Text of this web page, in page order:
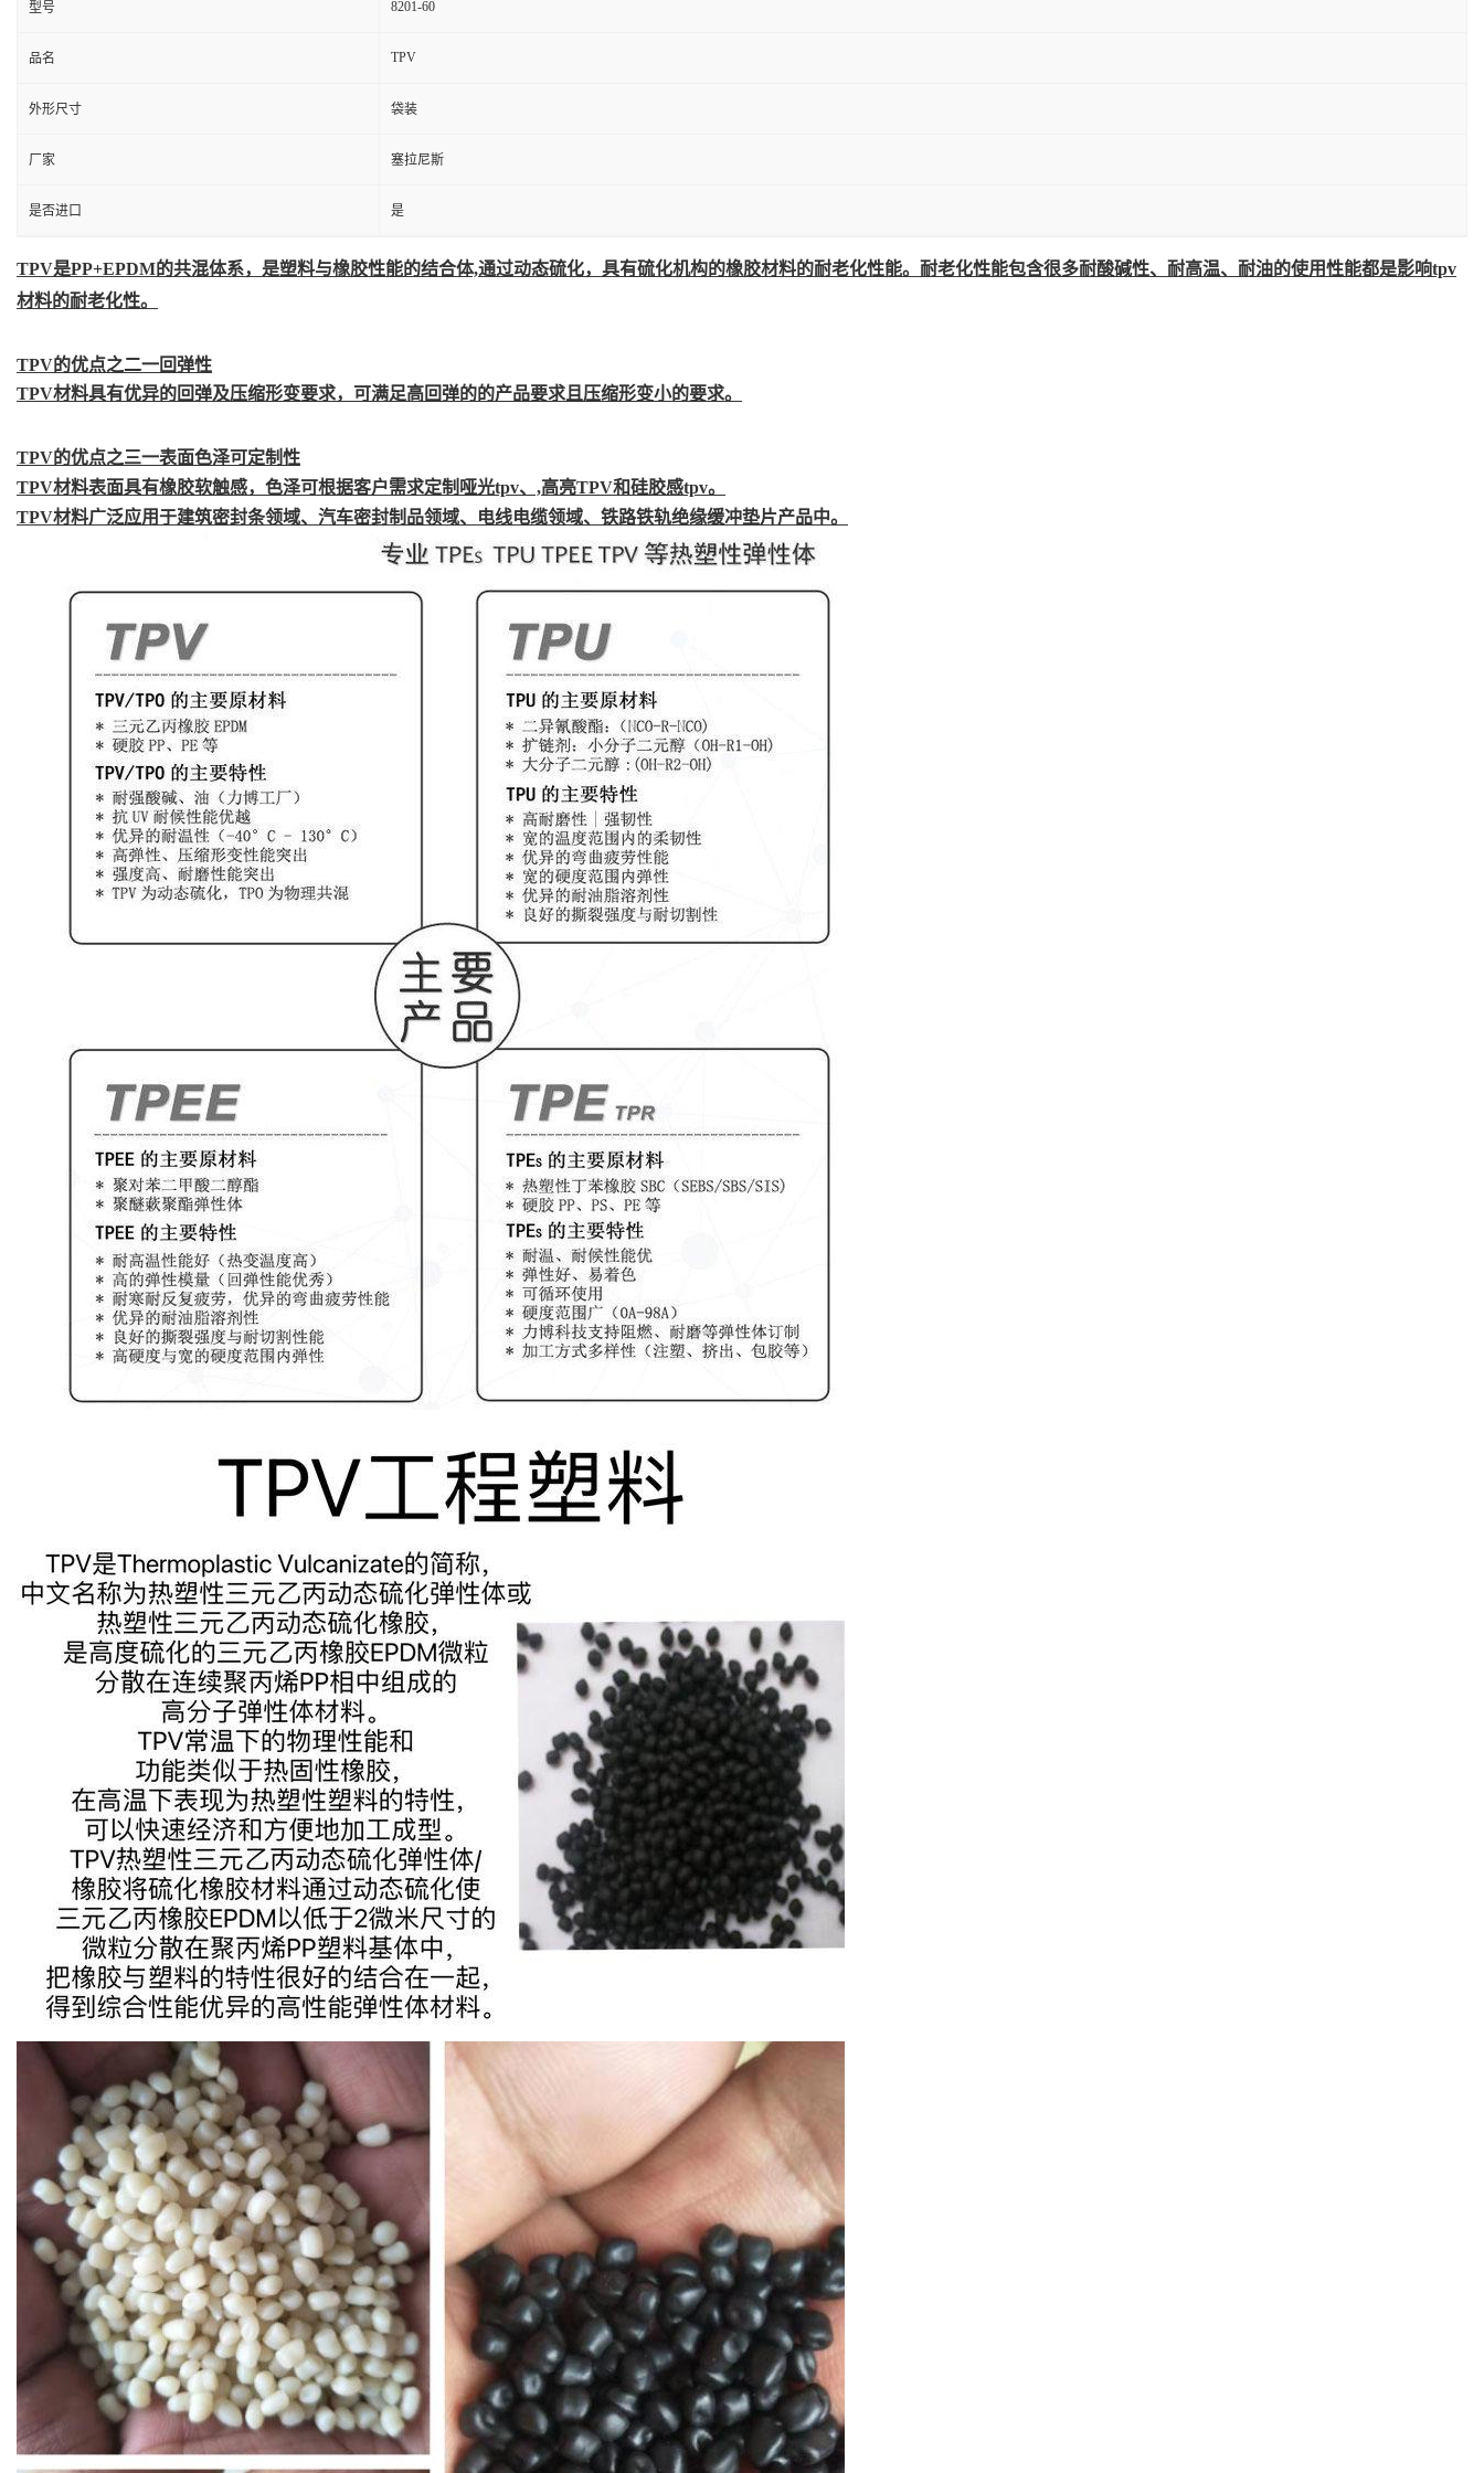
型号 8201-60
品名 TPV
外形尺寸 袋装
厂家 塞拉尼斯
是否进口 是
TPV是PP+EPDM的共混体系，是塑料与橡胶性能的结合体,通过动态硫化，具有硫化机构的橡胶材料的耐老化性能。耐老化性能包含很多耐酸碱性、耐高温、耐油的使用性能都是影响tpv
材料的耐老化性。
TPV的优点之二一回弹性
TPV材料具有优异的回弹及压缩形变要求，可满足高回弹的的产品要求且压缩形变小的要求。
TPV的优点之三一表面色泽可定制性
TPV材料表面具有橡胶软触感，色泽可根据客户需求定制哑光tpv、,高亮TPV和硅胶感tpv。
TPV材料广泛应用于建筑密封条领域、汽车密封制品领域、电线电缆领域、铁路铁轨绝缘缓冲垫片产品中。